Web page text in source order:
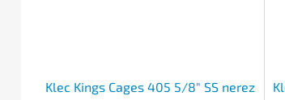
Klec Kings Cages 405 5/8" SS nerez